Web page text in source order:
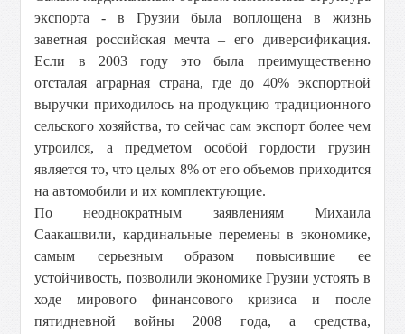
экспорта - в Грузии была воплощена в жизнь
заветная российская мечта – его диверсификация.
Если в 2003 году это была преимущественно
отсталая аграрная страна, где до 40% экспортной
выручки приходилось на продукцию традиционного
сельского хозяйства, то сейчас сам экспорт более чем
утроился, а предметом особой гордости грузин
является то, что целых 8% от его объемов приходится
на автомобили и их комплектующие.
По неоднократным заявлениям Михаила
Саакашвили, кардинальные перемены в экономике,
самым серьезным образом повысившие ее
устойчивость, позволили экономике Грузии устоять в
ходе мирового финансового кризиса и после
пятидневной войны 2008 года, а средства,